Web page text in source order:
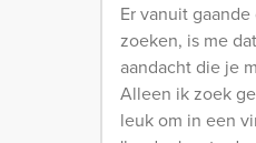
Er vanuit
zoeken, is me
aandacht die je
Alleen ik zoek
leuk om in een